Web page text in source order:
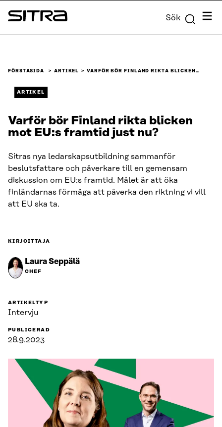
Skip to
content
Sitra Sök Meny
FÖRSTASIDA ARTIKEL VARFÖR BÖR FINLAND RIKTA BLICKEN…
ARTIKEL
Varför bör Finland rikta blicken
mot EU:s framtid just nu?
Sitras nya ledarskapsutbildning sammanför
beslutsfattare och påverkare till en gemensam
diskussion om EU:s framtid. Målet är att öka
finländarnas förmåga att påverka den riktning vi vill
att EU ska ta.
KIRJOITTAJA
Laura Seppälä
CHEF
ARTIKELTYP
Intervju
PUBLICERAD
28.9.2023